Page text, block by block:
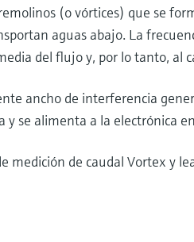
(o vórtices) que se
aguas abajo. La
del flujo y, por lo tanto, al
ancho de interferencia
y se alimenta a la electrónica
medición de caudal Vortex y